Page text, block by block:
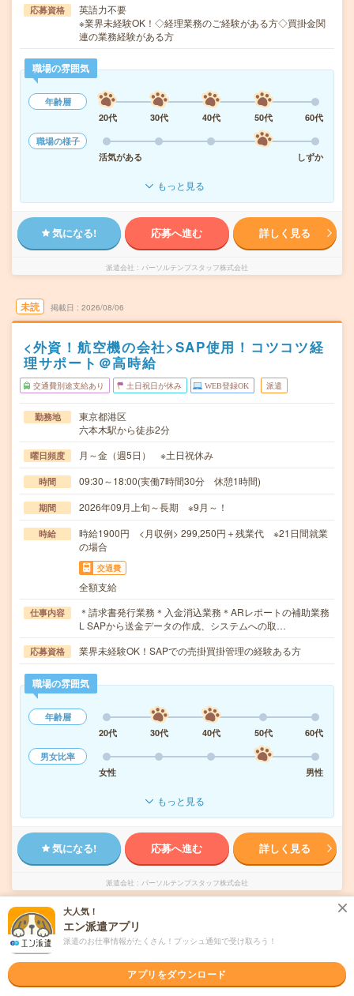
応募資格
英語力不要
※業界未経験OK！◇経理業務のご経験がある方◇買掛金関
連の業務経験がある方
職場の雰囲気
年齢層
20代
30代 40代 50代
60代
職場の様子
活気がある
しずか
もっと見る
気になる! 応募へ進む 詳しく見る
派遣会社 パーソルテンプスタッフ株式会社
未読 掲載日 2026/08/06
<外資！航空機の会社>SAP使用！コツコツ経
理サポート＠高時給
交通費別途支給あり 土日祝日が休み WEB登録OK 派遣
勤務地
東京都港区
六本木駅から徒歩2分
曜日頻度 月～金（週5日） ※土日祝休み
時間 09:30～18:00(実働7時間30分 休憩1時間)
期間 2026年09月上旬～長期 ※9月～！
時給
時給1900円 <月収例> 299,250円＋残業代 ※21日間就業
の場合
交通費
全額支給
仕事内容
＊請求書発行業務＊入金消込業務＊ARレポートの補助業務
L SAPから送金データの作成、システムへの取…
応募資格 業界未経験OK！SAPでの売掛買掛管理の経験ある方
職場の雰囲気
年齢層
20代
30代 40代 50代
60代
男女比率
女性
男性
もっと見る
気になる! 応募へ進む 詳しく見る
派遣会社 パーソルテンプスタッフ株式会社
未読 掲載日 2026/08/06
2000円＊月収31万！＜子会社の日次～月次＞
経験活かしてスキルUP
大人気！
エン派遣アプリ
派遣のお仕事情報がたくさん！プッシュ通知で受け取ろう！
アプリをダウンロード